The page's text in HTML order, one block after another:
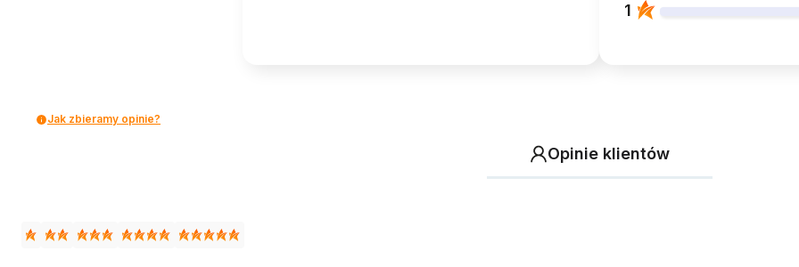
1
Jak zbieramy opinie?
Opinie klientów